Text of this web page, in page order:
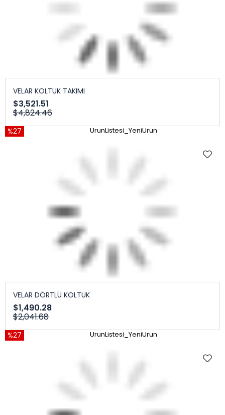
VELAR KOLTUK TAKIMI
$3,521.51
$4,824.46
%27 UrunListesi_YeniUrun
VELAR DÖRTLÜ KOLTUK
$1,490.28
$2,041.68
%27 UrunListesi_YeniUrun